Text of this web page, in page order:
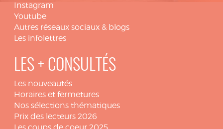
Instagram
Youtube
Autres réseaux sociaux & blogs
Les infolettres
LES + CONSULTÉS
Les nouveautés
Horaires et fermetures
Nos sélections thématiques
Prix des lecteurs 2026